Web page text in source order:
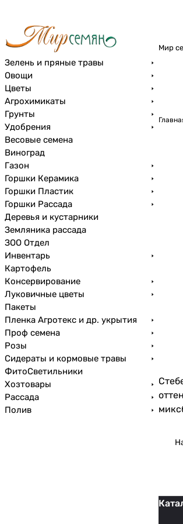
Мир
Зелень и пряные травы
Овощи
Цветы
Агрохимикаты
Грунты
Удобрения
Весовые семена
Виноград
Газон
Горшки Керамика
Горшки Пластик
Горшки Рассада
Деревья и кустарники
Земляника рассада
ЗОО Отдел
Инвентарь
Картофель
Консервирование
Луковичные цветы
Пакеты
Пленка Агротекс и др. укрытия
Проф семена
Розы
Сидераты и кормовые травы
ФитоСветильники
Хозтовары
Рассада
Полив